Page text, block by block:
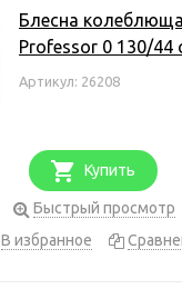
Блесна
Professor 0 130/44
Артикул: 26208
Купить
Быстрый просмотр
В избранное